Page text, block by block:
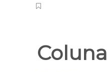
Coluna